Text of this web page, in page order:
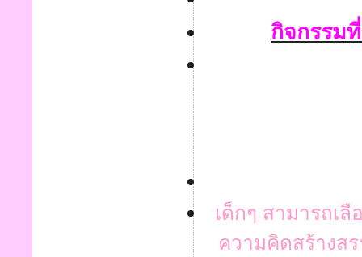
กิจกรรม
เด็กๆ สามารถเ
ความคิดสร้างส